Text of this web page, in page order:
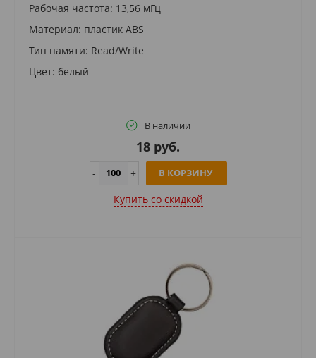
Рабочая частота: 13,56 мГц
Материал: пластик ABS
Тип памяти: Read/Write
Цвет: белый
В наличии
18 руб.
В КОРЗИНУ
Купить cо скидкой